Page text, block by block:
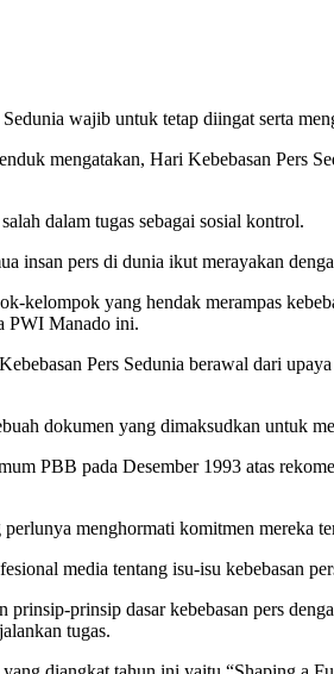
wajib untuk tetap diingat serta
mengatakan, Hari Kebebasan Pers
dalam tugas sebagai sosial kontrol.
insan pers di dunia ikut merayakan
yang hendak merampas
PWI Manado ini.
Pers Sedunia berawal dari
dokumen yang dimaksudkan untuk
PBB pada Desember 1993 atas
menghormati komitmen mereka
media tentang isu-isu kebebasan
prinsip dasar kebebasan pers
tugas.